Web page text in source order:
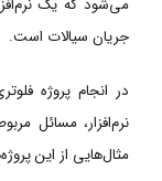
جریان سیالات است.
نرم‌افزار، مسائل
مثال‌هایی از این